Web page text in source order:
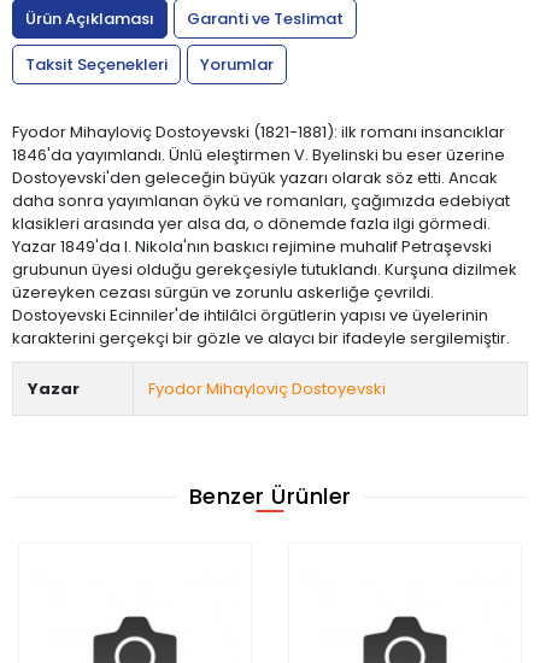
Ürün Açıklaması
Garanti ve Teslimat
Taksit Seçenekleri
Yorumlar
Fyodor Mihayloviç Dostoyevski (1821-1881): ilk romanı insancıklar
1846'da yayımlandı. Ünlü eleştirmen V. Byelinski bu eser üzerine
Dostoyevski'den geleceğin büyük yazarı olarak söz etti. Ancak
daha sonra yayımlanan öykü ve romanları, çağımızda edebiyat
klasikleri arasında yer alsa da, o dönemde fazla ilgi görmedi.
Yazar 1849'da I. Nikola'nın baskıcı rejimine muhalif Petraşevski
grubunun üyesi olduğu gerekçesiyle tutuklandı. Kurşuna dizilmek
üzereyken cezası sürgün ve zorunlu askerliğe çevrildi.
Dostoyevski Ecinniler'de ihtilâlci örgütlerin yapısı ve üyelerinin
karakterini gerçekçi bir gözle ve alaycı bir ifadeyle sergilemiştir.
Yazar Fyodor Mihayloviç Dostoyevski
Benzer Ürünler